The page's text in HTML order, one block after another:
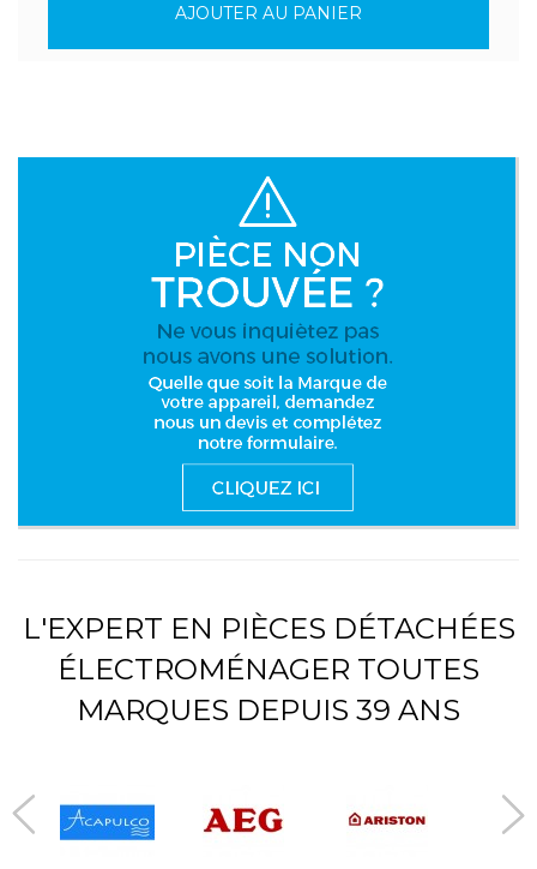
AJOUTER AU PANIER
L'EXPERT EN PIÈCES DÉTACHÉES
ÉLECTROMÉNAGER TOUTES
MARQUES DEPUIS 39 ANS